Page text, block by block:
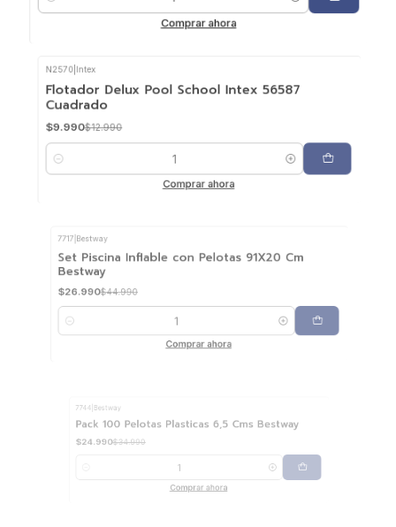
Cantidad
Comprar ahora
-23%OFF
N2570|Intex
Flotador Delux Pool School Intex 56587
Cuadrado
$9.990$12.990
Cantidad
Comprar ahora
-40%OFF
Set Piscina Inflable con Pelotas 91X20 Cm
Bestway
$26.990$44.990
Cantidad
-29%OFF
Pack 100 Pelotas Plasticas 6,5 Cms Bestway
$24.990$34.990